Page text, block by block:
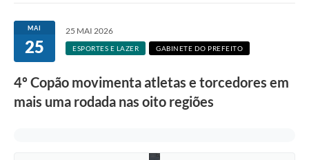
MAI
25
25 MAI 2026
ESPORTES E LAZER GABINETE DO PREFEITO
4º Copão movimenta atletas e torcedores em
mais uma rodada nas oito regiões
o
l
a